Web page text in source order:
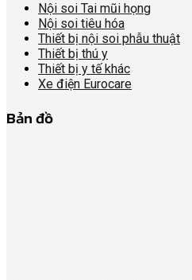
Nội soi Tai mũi họng
Nội soi tiêu hóa
Thiết bị nội soi phẫu thuật
Thiết bị thú y
Thiết bị y tế khác
Xe điện Eurocare
Bản đồ